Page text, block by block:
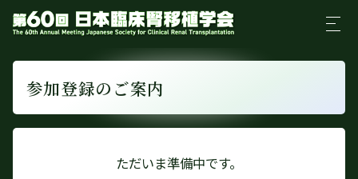
参加登録のご案内
ただいま準備中です。